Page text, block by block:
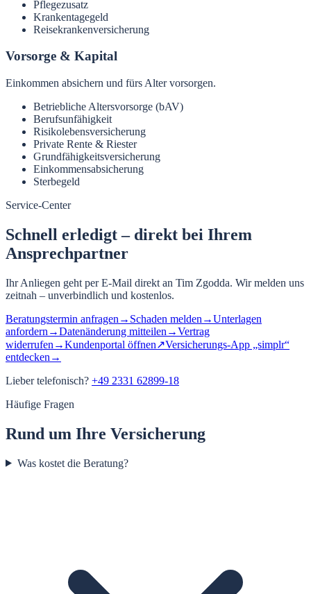
Pflegezusatz
Krankentagegeld
Reisekrankenversicherung
Vorsorge & Kapital
Einkommen absichern und fürs Alter vorsorgen.
Betriebliche Altersvorsorge (bAV)
Berufsunfähigkeit
Risikolebensversicherung
Private Rente & Riester
Grundfähigkeitsversicherung
Einkommensabsicherung
Sterbegeld
Service-Center
Schnell erledigt – direkt bei Ihrem
Ansprechpartner
Ihr Anliegen geht per E-Mail direkt an Tim Zgodda. Wir melden uns
zeitnah – unverbindlich und kostenlos.
Beratungstermin anfragen → Schaden melden →Unterlagen
anfordern →Datenänderung mitteilen →Vertrag
widerrufen →Kundenportal öffnen↗Versicherungs-App „simplr“
entdecken →
Lieber telefonisch? +49 2331 62899-18
Häufige Fragen
Rund um Ihre Versicherung
Was kostet die Beratung?